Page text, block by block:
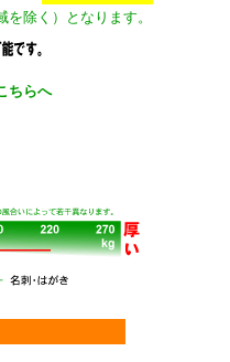
除く）となります。
ちらへ